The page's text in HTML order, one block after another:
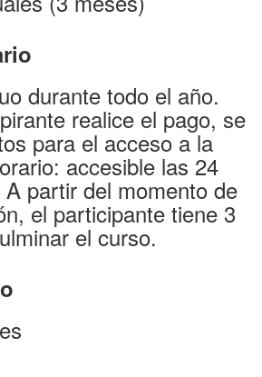
durante todo el año.
realice el pago, se
para el acceso a la
accesible las 24
A partir del momento de
el participante tiene 3
el curso.